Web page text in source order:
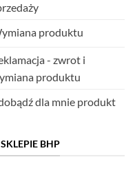
produktu
- zwrot i
produktu
dla mnie produkt
BHP